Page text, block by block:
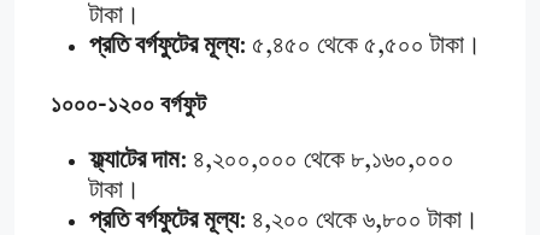
টাকা।
প্রতি বর্গফুটের মূল্য: ৫,৪৫০ থেকে ৫,৫০০ টাকা।
১০০০-১২০০ বর্গফুট
ফ্ল্যাটের দাম: ৪,২০০,০০০ থেকে ৮,১৬০,০০০
টাকা।
প্রতি বর্গফুটের মূল্য: ৪,২০০ থেকে ৬,৮০০ টাকা।